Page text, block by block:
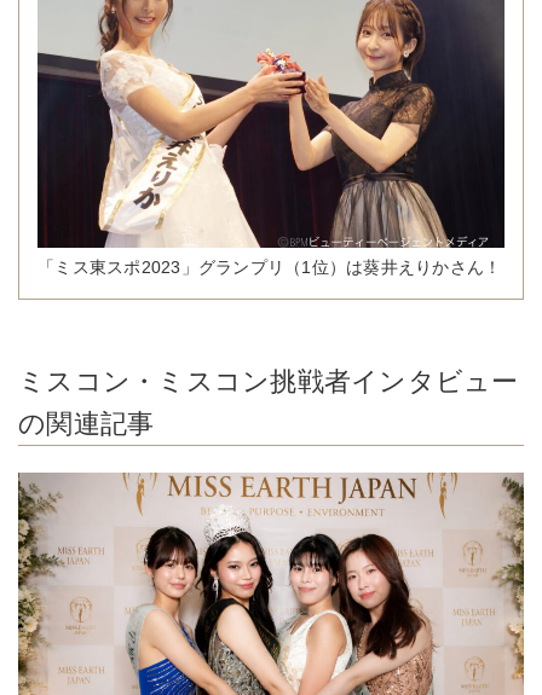
「ミス東スポ2023」グランプリ（1位）は葵井えりかさん！
ミスコン・ミスコン挑戦者インタビュー
の関連記事